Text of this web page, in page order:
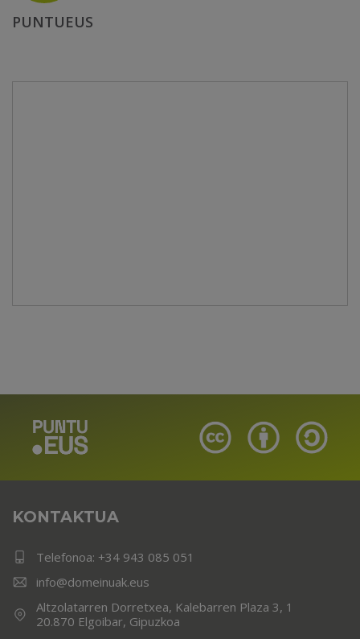
PUNTUEUS
KONTAKTUA
Telefonoa: +34 943 085 051
info@domeinuak.eus
Altzolatarren Dorretxea, Kalebarren Plaza 3, 1
20.870 Elgoibar, Gipuzkoa